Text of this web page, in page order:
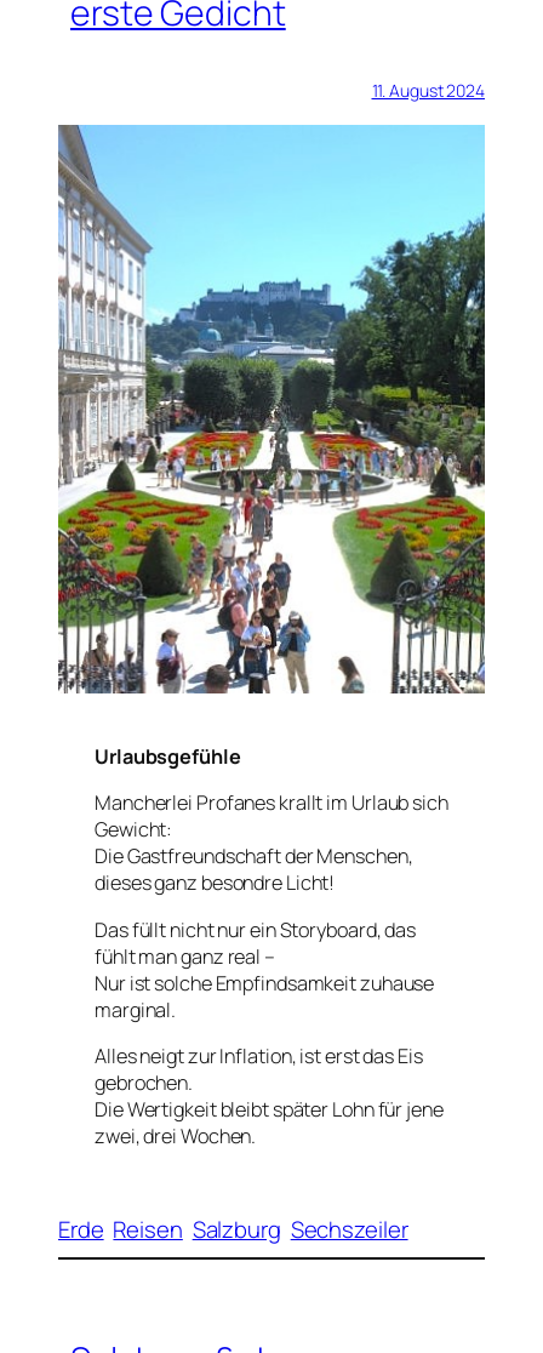
erste Gedicht
11. August 2024
Urlaubsgefühle
Mancherlei Profanes krallt im Urlaub sich
Gewicht:
Die Gastfreundschaft der Menschen,
dieses ganz besondre Licht!
Das füllt nicht nur ein Storyboard, das
fühlt man ganz real –
Nur ist solche Empfindsamkeit zuhause
marginal.
Alles neigt zur Inflation, ist erst das Eis
gebrochen.
Die Wertigkeit bleibt später Lohn für jene
zwei, drei Wochen.
Erde Reisen Salzburg Sechszeiler